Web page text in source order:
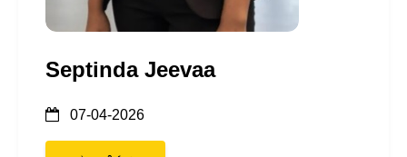
Septinda Jeevaa
07-04-2026